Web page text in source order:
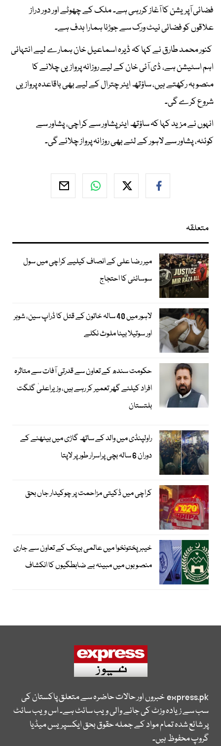
فضائی آپریشن کا آغاز کررہی ہے۔ ملک کے چھوٹے اور دور دراز
علاقوں کو فضائی نیٹ ورک سے جوڑنا ہمارا ہدف ہے۔
کنور محمد طارق نے کہا کہ ڈیرہ اسماعیل خان ہمارے لیے انتہائی
اہم اسٹیشن ہے، ڈی آئی خان کے لیے روزانہ پروازیں چلانے کا
منصوبہ رکھتے ہیں، ساؤتھ ایئر چترال کے لیے بھی باقاعدہ پروازیں
شروع کرے گی۔
انہوں نے مزید کہا کہ ساؤتھ ایئر پشاور سے کراچی، پشاور سے
کوئٹہ، پشاور سے لاہور کے لئے بھی روزانہ پرواز چلائے گی۔
متعلقہ
میر رضا علی کے انصاف کیلیے کراچی میں سول
سوسائٹی کا احتجاج
لاہور میں 40 سالہ خاتون کے قتل کا ڈراپ سین، شوہر
اور سوتیلا بیٹا ملوث نکلے
حکومت سندھ کے تعاون سے قدرتی آفات سے متاثرہ
افراد کیلئے گھر تعمیر کر رہے ہیں، وزیراعلیٰ گلگت
بلتستان
راولپنڈی میں والد کے ساتھ گاڑی میں بیٹھنے کے
دوران 6 سالہ بچی پراسرار طور پر لاپتا
کراچی میں ڈکیتی مزاحمت پر چوکیدار جاں بحق
خیبرپختونخوا میں عالمی بینک کے تعاون سے جاری
منصوبوں میں مبینہ بے ضابطگیوں کا انکشاف
express.pkخبروں اور حالات حاضرہ سے متعلق پاکستان کی
سب سے زیادہ وزٹ کی جانے والی ویب سائٹ ہے۔ اس ویب سائٹ
پر شائع شدہ تمام مواد کے جملہ حقوق بحق ایکسپریس میڈیا
گروپ محفوظ ہیں۔